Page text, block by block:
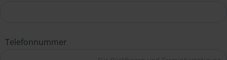
Telefonnummer